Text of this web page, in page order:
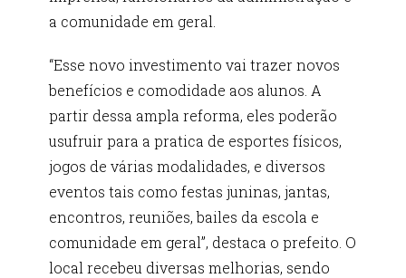
a comunidade em geral.
“Esse novo investimento vai trazer novos
benefícios e comodidade aos alunos. A
partir dessa ampla reforma, eles poderão
usufruir para a pratica de esportes físicos,
jogos de várias modalidades, e diversos
eventos tais como festas juninas, jantas,
encontros, reuniões, bailes da escola e
comunidade em geral”, destaca o prefeito. O
local recebeu diversas melhorias, sendo